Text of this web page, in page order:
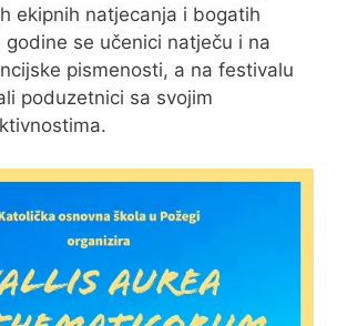
ekipnih natjecanja i bogatih
godine se učenici natječu i na
pismenosti, a na festivalu
poduzetnici sa svojim